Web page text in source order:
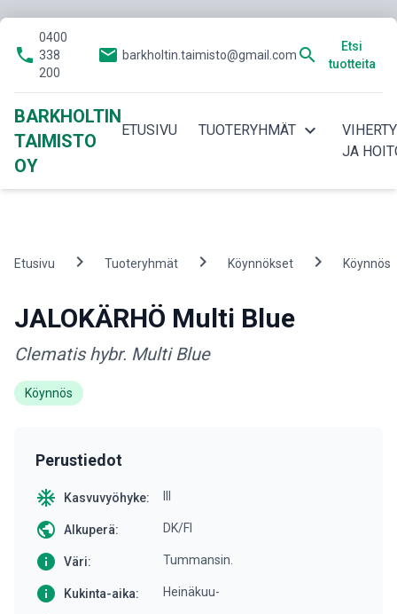
phone
0400
338
200
email barkholtin.taimisto@gmail.com search
Etsi
tuotteita
BARKHOLTIN
TAIMISTO
OY
ETUSIVU TUOTERYHMÄT expand_more
JA
Etusivu chevron_right Tuoteryhmät chevron_right Köynnökset chevron_right Köynnös
JALOKÄRHÖ Multi Blue
Clematis hybr. Multi Blue
Köynnös
Perustiedot
ac_unit Kasvuvyöhyke:
public Alkuperä: DK/FI
info Väri: Tummansin.
info Kukinta-aika: Heinäkuu-